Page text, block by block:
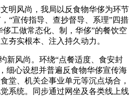
风尚，我局以反食物华侈为环节
“宣传指导、查抄督导、系理”四措
工做常态化、制，华侈”的餐饮空
夯实根本、注入持久动力。
风尚。环绕“点餐适度、食安封
细心设想并普遍反食物华侈宣传海
堂、机关企事业单元等沉点场合，
系统。同步通过网坐及各类线上线